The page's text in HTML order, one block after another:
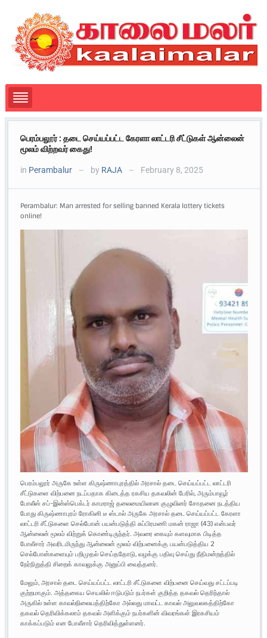
பெரம்பலூர் : தடை செய்யப்பட்ட கேரளா லாட்டரி சீட்டுகள் ஆன்லைன்
மூலம் விற்றவர் கைது!
in Perambalur — by RAJA — February 8, 2025
Perambalur: Man arrested for selling banned Kerala lottery tickets
online!
பெரம்பலூர் அருகே உள்ள கிருஷ்ணாபுரத்தில் அரசால் தடை செய்யப்பட்ட லாட்டரி
சீட்டுகளை விற்பனை நடப்பதாக கிடைத்த ரகசிய தகவலின் பேரில், அரும்பாவூர்
போலீஸ் சப்-இன்ஸ்பெக்டர் காமராஜ் தலைமையிலான குழுவினர் சோதனை நடத்திய
போது கிருஷ்ணாபுரம் ரோகினி டீ ஸ்டால் அருகே அரசால் தடை செய்யப்பட்ட கேரளா
லாட்டரி சீட்டுகளை செல்போன் பயன்படுத்தி சுப்பிரமணி மகன் ராஜா (43) என்பவர்
ஆன்லைன் மூலம் விற்றுக் கொண்டிருந்தர். அவரை கையும் களவுமாக பிடித்த
போலீசார் அவரிடமிருந்து ஆன்லைன் மூலம் விற்பனைக்கு பயன்படுத்திய 2
செல்போன்களையும் பறிமுதல் செய்ததோடு, வழக்கு பதிவு செய்து நீதிமன்றத்தில்
நேர்நிறுத்தி சிறைக் காவலுக்கு அனுப்பி வைத்தனர்.
மேலும், அரசால் தடை செய்யப்பட்ட லாட்டரி சீட்டுகளை விற்பனை செய்வது சட்டப்படி
குற்றமாகும். அத்தகைய செயலில் ஈடுபடும் நபர்கள் குறித்த தகவல் தெரிந்தால்
அருகில் உள்ள காவல்நிலையத்திற்கோ அல்லது மாவட்ட காவல் அலுவலகத்திற்கோ
தகவல் தெரிவிக்கலாம் தகவல் அளிக்கும் நபர்களின் விவரங்கள் இரகசியம்
காக்கப்படும் என போலீசார் தெரிவித்துள்ளனர்.